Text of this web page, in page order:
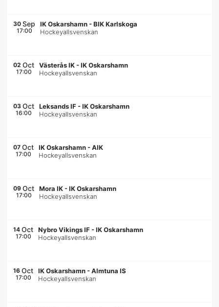
30 Sep
17:00
IK Oskarshamn -BIK Karlskoga
Hockeyallsvenskan
02 Oct
17:00
Västerås IK -IK Oskarshamn
Hockeyallsvenskan
03 Oct
16:00
Leksands IF -IK Oskarshamn
Hockeyallsvenskan
07 Oct
17:00
IK Oskarshamn -AIK
Hockeyallsvenskan
09 Oct
17:00
Mora IK -IK Oskarshamn
Hockeyallsvenskan
14 Oct
17:00
Nybro Vikings IF -IK Oskarshamn
Hockeyallsvenskan
16 Oct
17:00
IK Oskarshamn -Almtuna IS
Hockeyallsvenskan